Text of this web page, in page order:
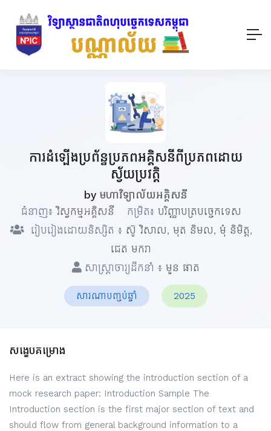
ការដំទ្បើងប្រព័ន្ធប្រភពអគ្គិសនីពីប្រភពដោយ
ស្វ័យប្រវត្តិ
by មហាវិទ្យាល័យអគ្គិសនី
ជំនាញ៖វិស្វកម្មអគ្គិសនី កម្រិត៖ បរិញ្ញាបត្របច្ចេកទេស
រៀបរៀងដោយនិស្សិត ៖ ស៊ូ វិសាល, មុត និមល, មុំ និមិត្ត,
ជេត មករា
សាស្ត្រាចារ្យដឹកនាំ ៖ មួន ផាត
សារណាបញ្ចប់ឆ្នាំ 2025
សង្ខេបគម្រោង
Here is an extract showing the introduction section of a
mock research paper: Introduction Sample The
Introduction section is the first major section of text and
should flow from general background information to a